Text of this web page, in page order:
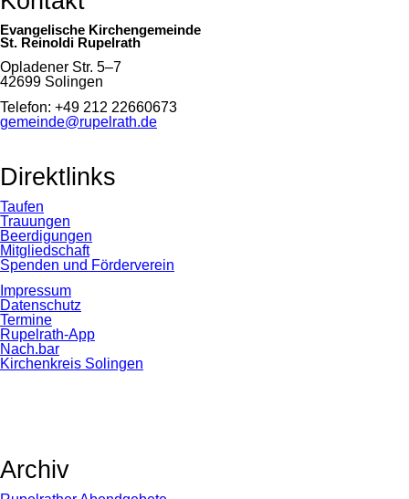
Evangelische Kirchengemeinde
St. Reinoldi Rupelrath
Opladener Str. 5–7
42699 Solingen
Telefon: +49 212 22660673
gemeinde@rupelrath.de
Direktlinks
Taufen
Trauungen
Beerdigungen
Mitgliedschaft
Spenden und Förderverein
Impressum
Datenschutz
Termine
Rupelrath-App
Nach.bar
Kirchenkreis Solingen
Archiv